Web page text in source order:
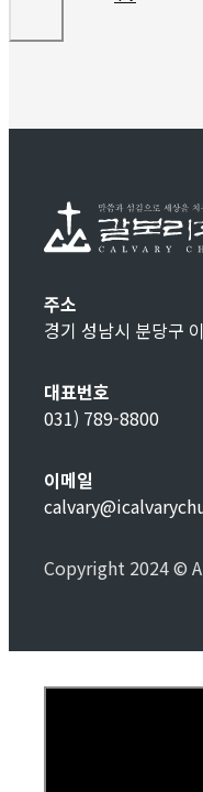
주소
경기 성남시 분당구
대표번호
031) 789-8800
이메일
Copyright 2024 ©